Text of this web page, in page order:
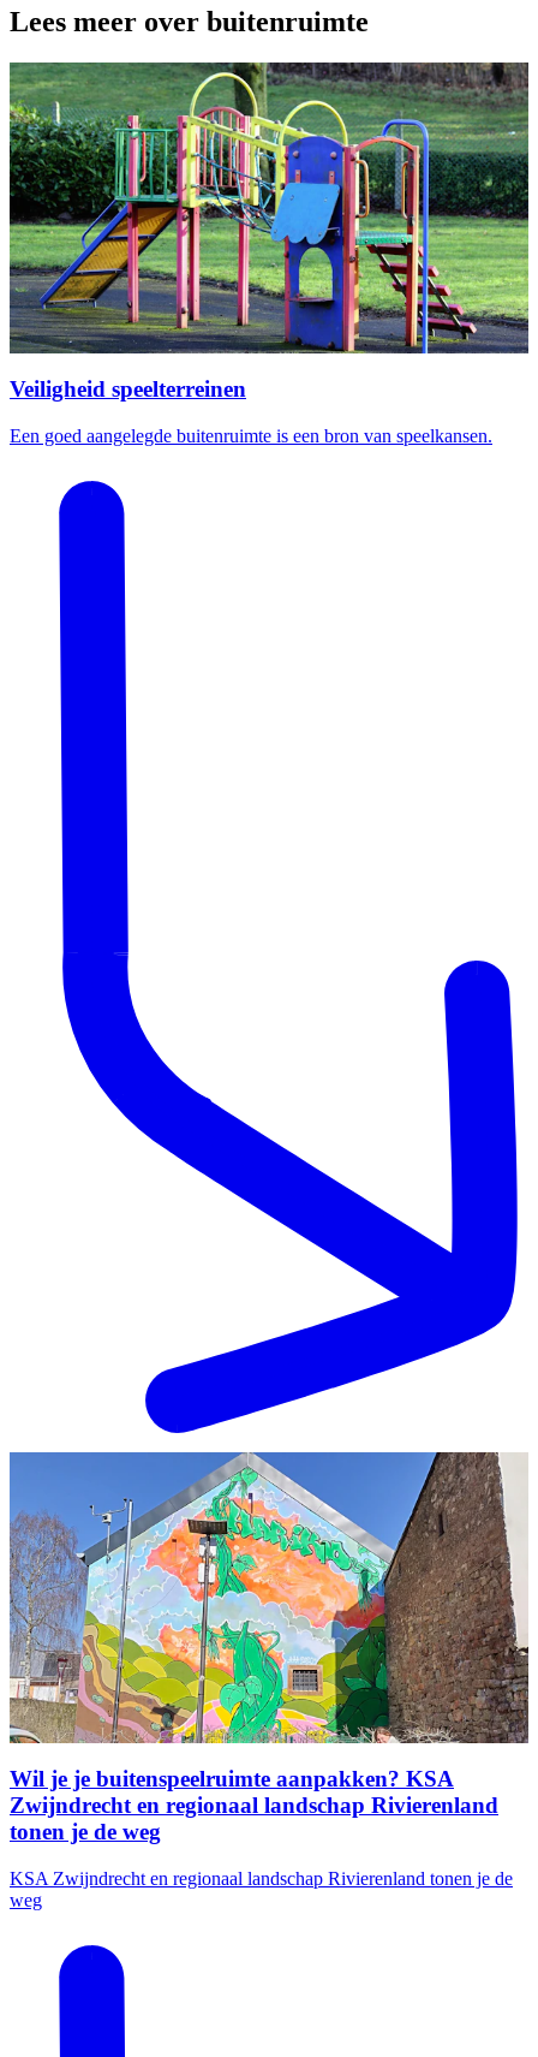
Lees meer over buitenruimte
Veiligheid speelterreinen
Een goed aangelegde buitenruimte is een bron van speelkansen.
Wil je je buitenspeelruimte aanpakken? KSA
Zwijndrecht en regionaal landschap Rivierenland
tonen je de weg
KSA Zwijndrecht en regionaal landschap Rivierenland tonen je de
weg